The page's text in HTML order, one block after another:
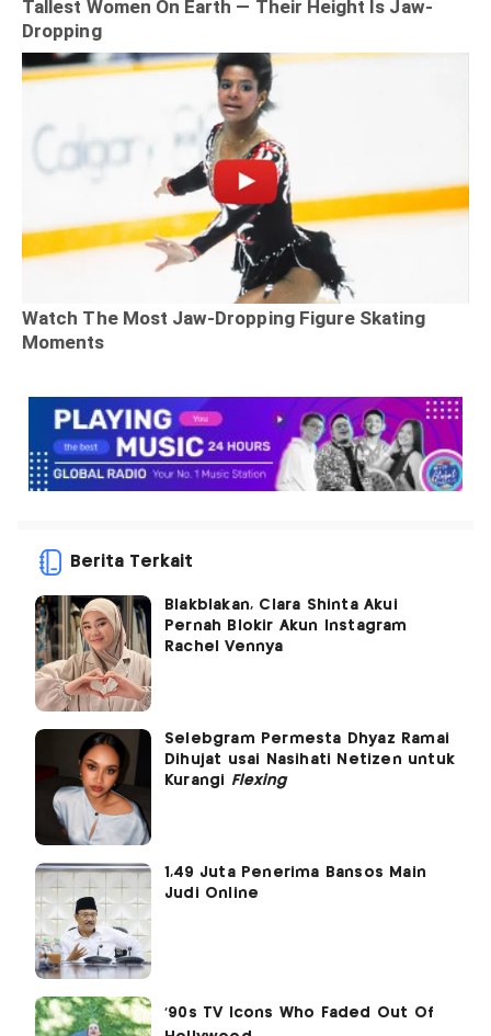
Berita Terkait
Blakblakan, Clara Shinta Akui
Pernah Blokir Akun Instagram
Rachel Vennya
Selebgram Permesta Dhyaz Ramai
Dihujat usai Nasihati Netizen untuk
Kurangi Flexing
1,49 Juta Penerima Bansos Main
Judi Online